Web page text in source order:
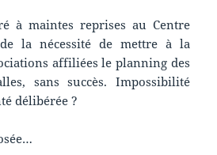
à maintes reprises au Centre
la nécessité de mettre à la
affiliées le planning des
sans succès. Impossibilité
délibérée ?